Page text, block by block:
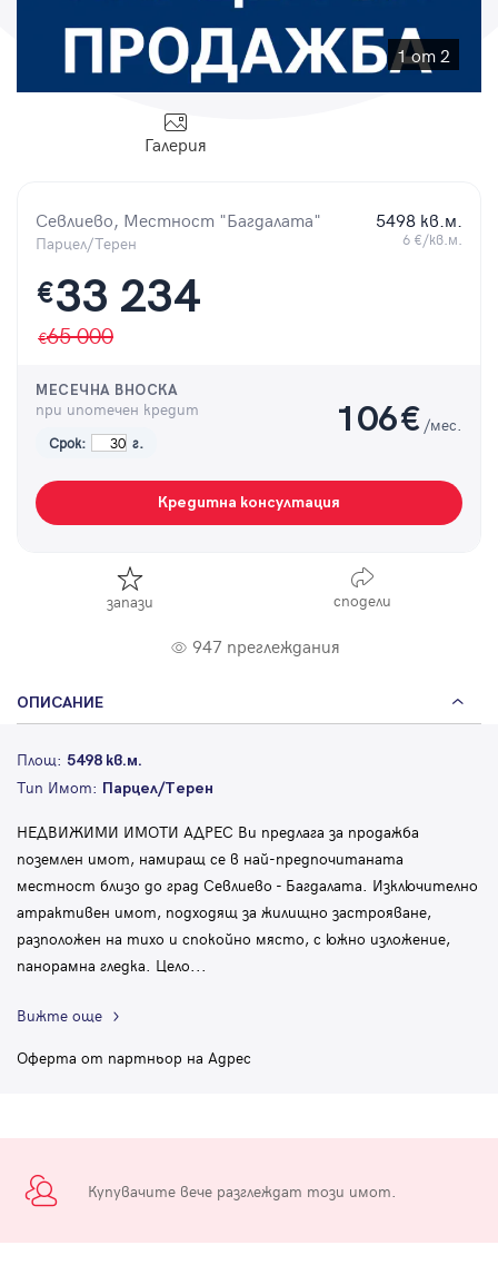
1 от 2
Галерия
Севлиево, Местност "Багдалата"
Парцел/Терен
5498 кв.м.
6 €/кв.м.
€33 234
65 000
МЕСЕЧНА ВНОСКА
при ипотечен кредит
Срок: г.
106€ /мес.
Кредитна консултация
запази сподели
947 преглеждания
ОПИСАНИЕ
Площ: 5498 кв.м.
Тип Имот: Парцел/Терен
НЕДВИЖИМИ ИМОТИ АДРЕС Ви предлага за продажба
поземлен имот, намиращ се в най-предпочитаната
местност близо до град Севлиево - Багдалата. Изключително
атрактивен имот, подходящ за жилищно застрояване,
разположен на тихо и спокойно място, с южно изложение,
панорамна гледка. Цело...
Вижте още
Оферта от партньор на Адрес
Купувачите вече разглеждат този имот.
Парола
Вход с имейл
Забравена парола